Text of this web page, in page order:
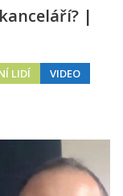
|
LIDÍ VIDEO